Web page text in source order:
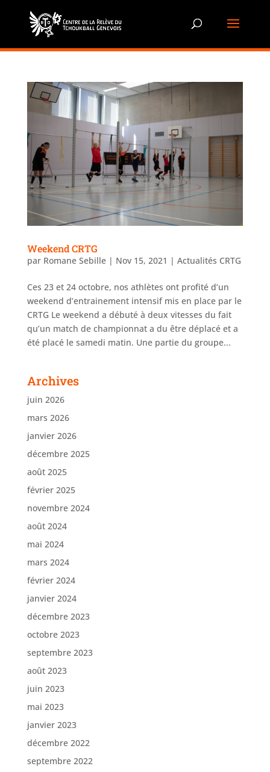
Weekend CRTG
par Romane Sebille| Nov 15, 2021 | Actualités CRTG
Ces 23 et 24 octobre, nos athlètes ont profité d’un
weekend d’entrainement intensif mis en place par le
CRTG Le weekend a débuté à deux vitesses du fait
qu’un match de championnat a du être déplacé et a
été placé le samedi matin. Une partie du groupe...
Archives
juin 2026
mars 2026
janvier 2026
décembre 2025
août 2025
février 2025
novembre 2024
août 2024
mai 2024
mars 2024
février 2024
janvier 2024
décembre 2023
octobre 2023
septembre 2023
août 2023
juin 2023
mai 2023
janvier 2023
décembre 2022
septembre 2022